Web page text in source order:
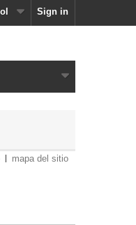
Sign in
mapa del sitio